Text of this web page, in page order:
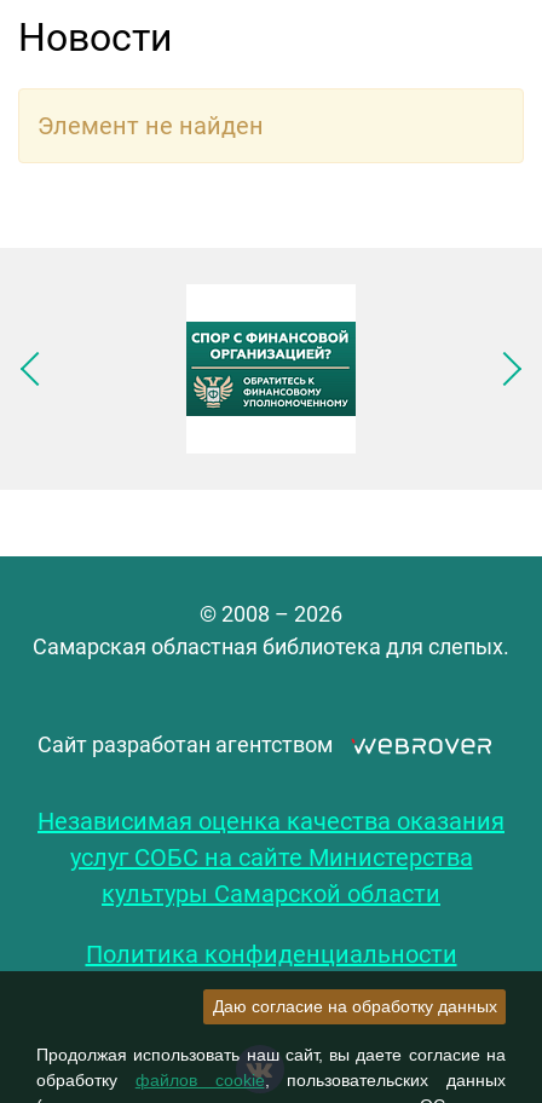
Новости
Элемент не найден
Следующее изображение
© 2008 – 2026
Самарская областная библиотека для слепых.
Сайт разработан агентством
Независимая оценка качества оказания
услуг СОБС на сайте Министерства
культуры Самарской области
Политика конфиденциальности
Даю согласие на обработку данных
Продолжая использовать наш сайт, вы даете согласие на
обработку файлов cookie, пользовательских данных